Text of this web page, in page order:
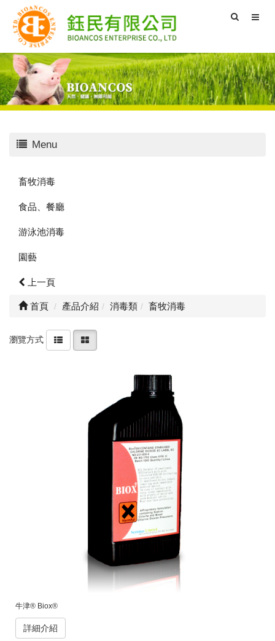
Menu
畜牧消毒
食品、餐廳
游泳池消毒
園藝
上一頁
首頁 產品介紹 消毒類 畜牧消毒
瀏覽方式
牛津® Biox®
詳細介紹